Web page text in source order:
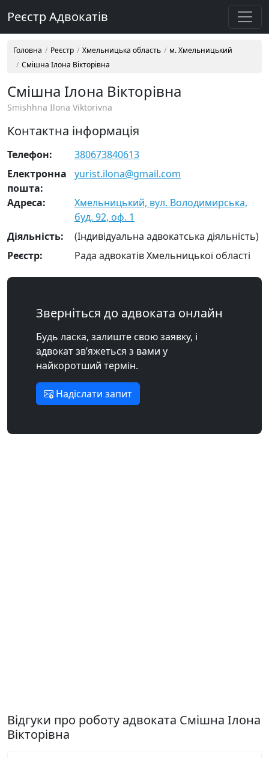
Реєстр Адвокатів
Головна Реєстр Хмельницька область
м. Хмельницький
Смішна Ілона Вікторівна
Смішна Ілона Вікторівна
Smishhna Ilona Viktorivna
Контактна інформація
Телефон:
380673840613
Електронна
пошта:
yurist.ilona@gmail.com
Адреса:
Хмельницький, вул. Володимирська,
буд. 92, оф. 1
Діяльність:
(Індивідуальна адвокатська діяльність)
Реєстр:
Рада адвокатів Хмельницької області
Зверніться до адвоката онлайн
Будь ласка, залиште свою заявку, і
адвокат зв’яжеться з вами у
найкоротший термін.
Надіслати запит
Відгуки про роботу адвоката Смішна Ілона
Вікторівна